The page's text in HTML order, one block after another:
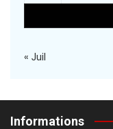
« Juil
Informations